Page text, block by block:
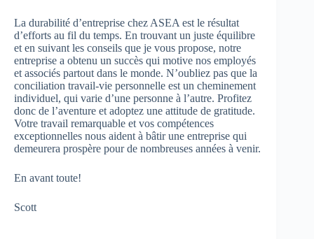
La durabilité d’entreprise chez ASEA est le résultat
d’efforts au fil du temps. En trouvant un juste équilibre
et en suivant les conseils que je vous propose, notre
entreprise a obtenu un succès qui motive nos employés
et associés partout dans le monde. N’oubliez pas que la
conciliation travail-vie personnelle est un cheminement
individuel, qui varie d’une personne à l’autre. Profitez
donc de l’aventure et adoptez une attitude de gratitude.
Votre travail remarquable et vos compétences
exceptionnelles nous aident à bâtir une entreprise qui
demeurera prospère pour de nombreuses années à venir.
En avant toute!
Scott